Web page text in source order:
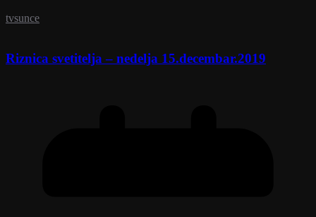
tvsunce
Riznica svetitelja – nedelja 15.decembar.2019